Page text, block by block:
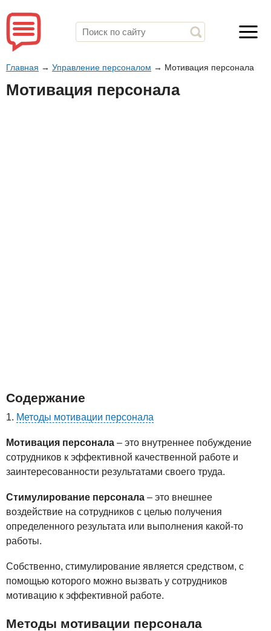
Главная → Управление персоналом → Мотивация персонала
Мотивация персонала
Содержание
Методы мотивации персонала
Мотивация персонала – это внутреннее побуждение
сотрудников к эффективной качественной работе и
заинтересованности результатами своего труда.
Стимулирование персонала – это внешнее
воздействие на сотрудников с целью получения
определенного результата или выполнения какой-то
работы.
Собственно, стимулирование является средством, с
помощью которого можно вызвать у сотрудников
мотивацию к эффективной работе.
Методы мотивации персонала